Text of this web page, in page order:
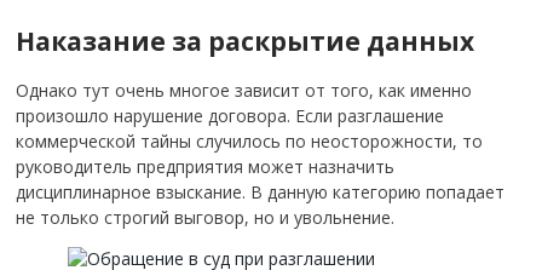
Наказание за раскрытие данных
Однако тут очень многое зависит от того, как именно
произошло нарушение договора. Если разглашение
коммерческой тайны случилось по неосторожности, то
руководитель предприятия может назначить
дисциплинарное взыскание. В данную категорию попадает
не только строгий выговор, но и увольнение.